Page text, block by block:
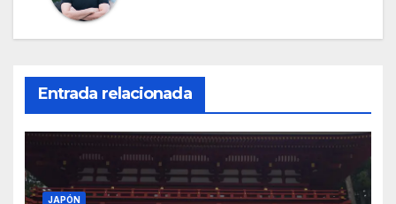
Entrada relacionada
JAPÓN